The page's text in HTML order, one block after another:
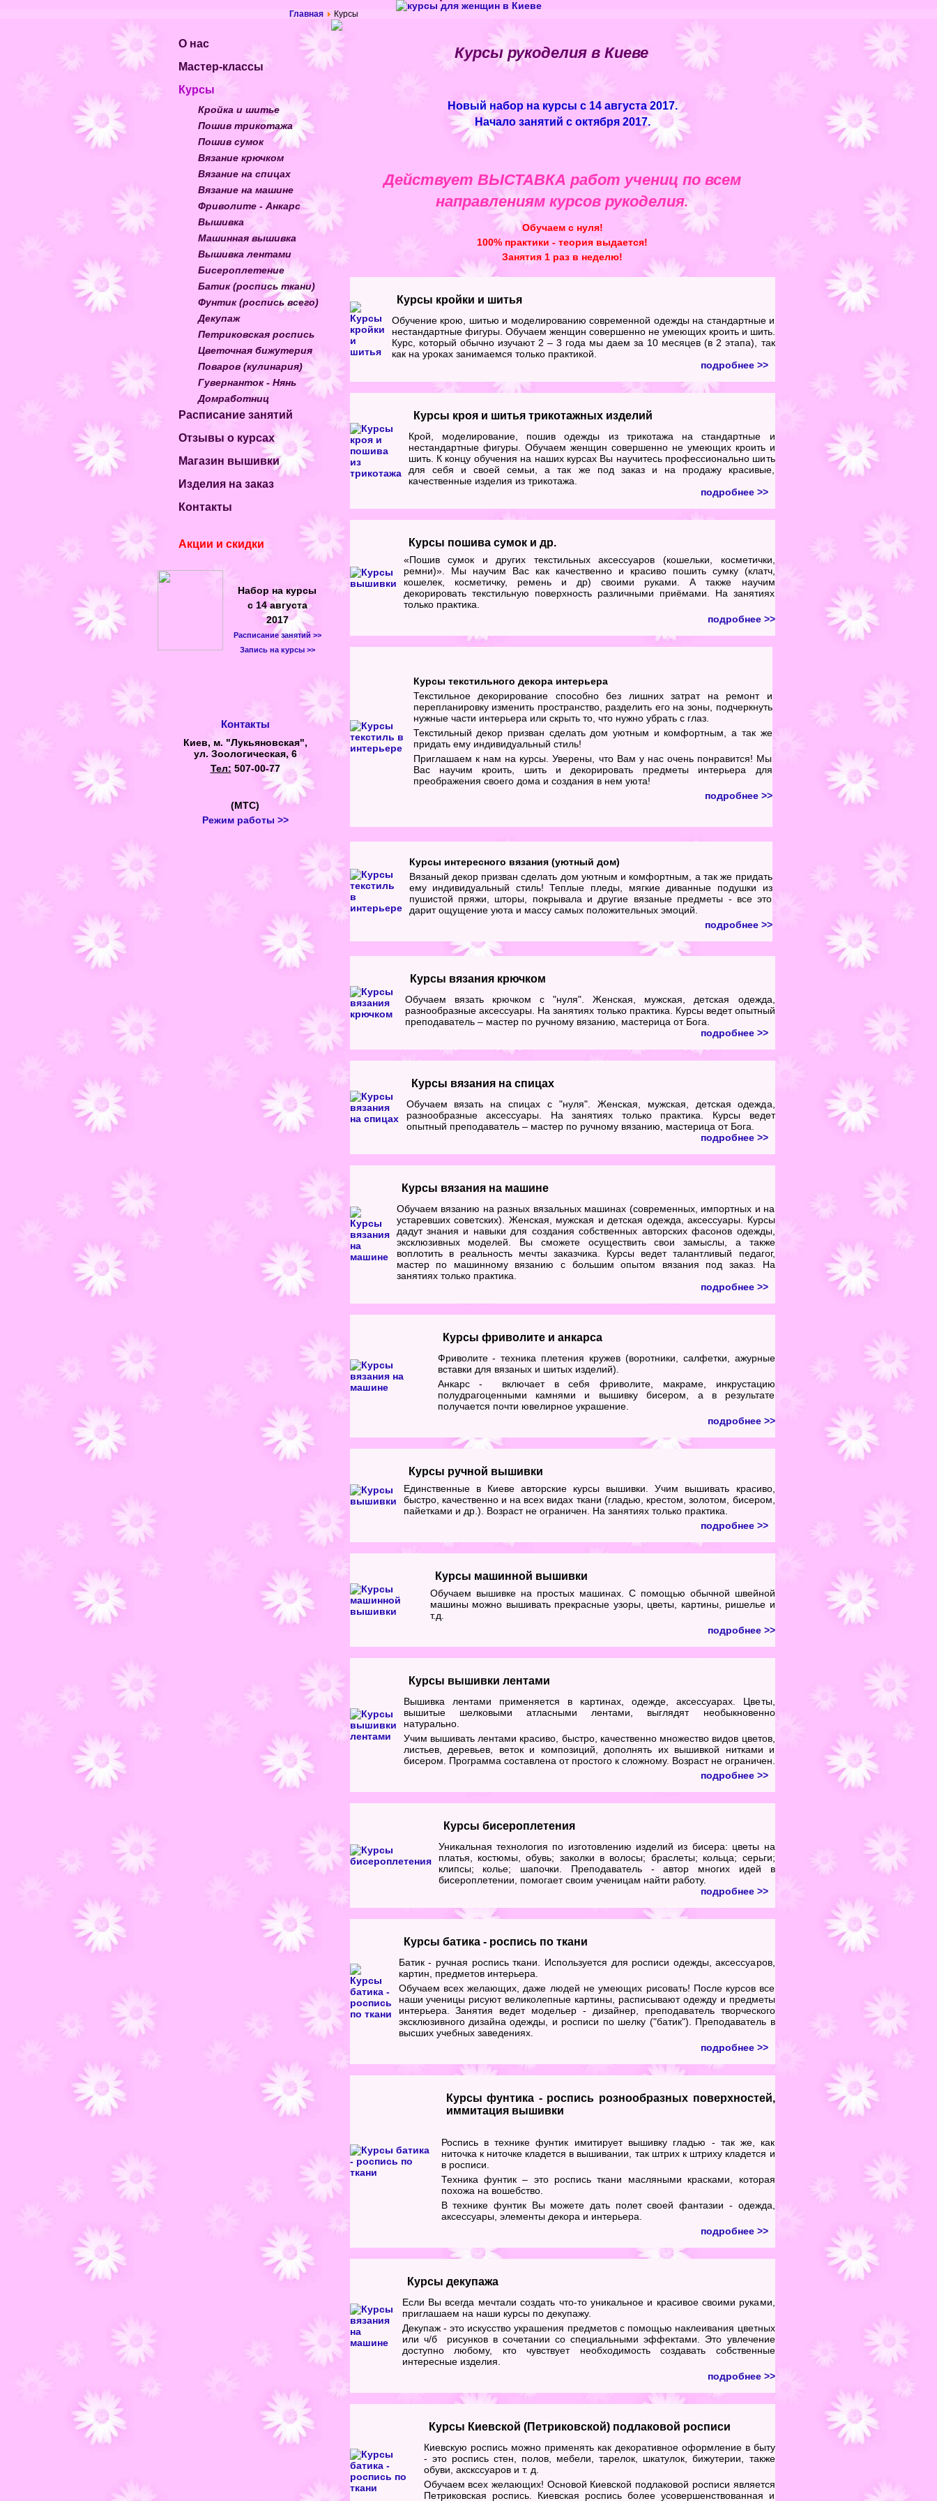
Главная Курсы
О нас
Мастер-классы
Курсы
Кройка и шитье
Пошив трикотажа
Пошив сумок
Вязание крючком
Вязание на спицах
Вязание на машине
Фриволите - Анкарс
Вышивка
Машинная вышивка
Вышивка лентами
Бисероплетение
Батик (роспись ткани)
Фунтик (роспись всего)
Декупаж
Петриковская роспись
Цветочная бижутерия
Поваров (кулинария)
Гувернанток - Нянь
Домработниц
Расписание занятий
Отзывы о курсах
Магазин вышивки
Изделия на заказ
Контакты
Акции и скидки
Набор на курсы
с 14 августа
2017
Расписание занятий >>
Запись на курсы >>
Контакты
Киев, м. "Лукьяновская",
ул. Зоологическая, 6
Тел: 507-00-77
(МТС)
Режим работы >>
Курсы рукоделия в Киеве
Новый набор на курсы с 14 августа 2017.
Начало занятий с октября 2017.
Действует ВЫСТАВКА работ учениц по всем
направлениям курсов рукоделия.
Обучаем с нуля!
100% практики - теория выдается!
Занятия 1 раз в неделю!
Курсы кройки и шитья
Обучение крою, шитью и моделированию современной одежды на стандартные и
нестандартные фигуры. Обучаем женщин совершенно не умеющих кроить и шить.
Курс, который обычно изучают 2 – 3 года мы даем за 10 месяцев (в 2 этапа), так
как на уроках занимаемся только практикой.
подробнее >>
Курсы кроя и шитья трикотажных изделий
Крой, моделирование, пошив одежды из трикотажа на стандартные и
нестандартные фигуры. Обучаем женщин совершенно не умеющих кроить и
шить. К концу обучения на наших курсах Вы научитесь профессионально шить
для себя и своей семьи, а так же под заказ и на продажу красивые,
качественные изделия из трикотажа.
подробнее >>
Курсы пошива сумок и др.
«Пошив сумок и других текстильных аксессуаров (кошельки, косметички,
ремни)». Мы научим Вас как качественно и красиво пошить сумку (клатч,
кошелек, косметичку, ремень и др) своими руками. А также научим
декорировать текстильную поверхность различными приёмами. На занятиях
только практика.
подробнее >>
Курсы текстильного декора интерьера
Текстильное декорирование способно без лишних затрат на ремонт и
перепланировку изменить пространство, разделить его на зоны, подчеркнуть
нужные части интерьера или скрыть то, что нужно убрать с глаз.
Текстильный декор призван сделать дом уютным и комфортным, а так же
придать ему индивидуальный стиль!
Приглашаем к нам на курсы. Уверены, что Вам у нас очень понравится! Мы
Вас научим кроить, шить и декорировать предметы интерьера для
преображения своего дома и создания в нем уюта!
подробнее >>
Курсы интересного вязания (уютный дом)
Вязаный декор призван сделать дом уютным и комфортным, а так же придать
ему индивидуальный стиль! Теплые пледы, мягкие диванные подушки из
пушистой пряжи, шторы, покрывала и другие вязаные предметы - все это
дарит ощущение уюта и массу самых положительных эмоций.
подробнее >>
Курсы вязания крючком
Обучаем вязать крючком с "нуля". Женская, мужская, детская одежда,
разнообразные аксессуары. На занятиях только практика. Курсы ведет опытный
преподаватель – мастер по ручному вязанию, мастерица от Бога.
подробнее >>
Курсы вязания на спицах
Обучаем вязать на спицах с "нуля". Женская, мужская, детская одежда,
разнообразные аксессуары. На занятиях только практика. Курсы ведет
опытный преподаватель – мастер по ручному вязанию, мастерица от Бога.
подробнее >>
Курсы вязания на машине
Обучаем вязанию на разных вязальных машинах (современных, импортных и на
устаревших советских). Женская, мужская и детская одежда, аксессуары. Курсы
дадут знания и навыки для создания собственных авторских фасонов одежды,
эксклюзивных моделей. Вы сможете осуществить свои замыслы, а также
воплотить в реальность мечты заказчика. Курсы ведет талантливый педагог,
мастер по машинному вязанию с большим опытом вязания под заказ. На
занятиях только практика.
подробнее >>
Курсы фриволите и анкарса
Фриволите - техника плетения кружев (воротники, салфетки, ажурные
вставки для вязаных и шитых изделий).
Анкарс - включает в себя фриволите, макраме, инкрустацию
полудрагоценными камнями и вышивку бисером, а в результате
получается почти ювелирное украшение.
подробнее >>
Курсы ручной вышивки
Единственные в Киеве авторские курсы вышивки. Учим вышивать красиво,
быстро, качественно и на всех видах ткани (гладью, крестом, золотом, бисером,
пайетками и др.). Возраст не ограничен. На занятиях только практика.
подробнее >>
Курсы машинной вышивки
Обучаем вышивке на простых машинах. С помощью обычной швейной
машины можно вышивать прекрасные узоры, цветы, картины, ришелье и
т.д.
подробнее >>
Курсы вышивки лентами
Вышивка лентами применяется в картинах, одежде, аксессуарах. Цветы,
вышитые шелковыми атласными лентами, выглядят необыкновенно
натурально.
Учим вышивать лентами красиво, быстро, качественно множество видов цветов,
листьев, деревьев, веток и композиций, дополнять их вышивкой нитками и
бисером. Программа составлена от простого к сложному. Возраст не ограничен.
подробнее >>
Курсы бисероплетения
Уникальная технология по изготовлению изделий из бисера: цветы на
платья, костюмы, обувь; заколки в волосы; браслеты; кольца; серьги;
клипсы; колье; шапочки. Преподаватель - автор многих идей в
бисероплетении, помогает своим ученицам найти работу.
подробнее >>
Курсы батика - роспись по ткани
Батик - ручная роспись ткани. Используется для росписи одежды, аксессуаров,
картин, предметов интерьера.
Обучаем всех желающих, даже людей не умеющих рисовать! После курсов все
наши ученицы рисуют великолепные картины, расписывают одежду и предметы
интерьера. Занятия ведет модельер - дизайнер, преподаватель творческого
эксклюзивного дизайна одежды, и росписи по шелку ("батик"). Преподаватель в
высших учебных заведениях.
подробнее >>
Курсы фунтика - роспись рознообразных поверхностей,
иммитация вышивки
Роспись в технике фунтик имитирует вышивку гладью - так же, как
ниточка к ниточке кладется в вышивании, так штрих к штриху кладется и
в росписи.
Техника фунтик – это роспись ткани масляными красками, которая
похожа на вошебство.
В технике фунтик Вы можете дать полет своей фантазии - одежда,
аксессуары, элементы декора и интерьера.
подробнее >>
Курсы декупажа
Если Вы всегда мечтали создать что-то уникальное и красивое своими руками,
приглашаем на наши курсы по декупажу.
Декупаж - это искусство украшения предметов с помощью наклеивания цветных
или ч/б рисунков в сочетании со специальными эффектами. Это увлечение
доступно любому, кто чувствует необходимость создавать собственные
интересные изделия.
подробнее >>
Курсы Киевской (Петриковской) подлаковой росписи
Киевскую роспись можно применять как декоративное оформление в быту
- это роспись стен, полов, мебели, тарелок, шкатулок, бижутерии, также
обуви, акскссуаров и т. д.
Обучаем всех желающих! Основой Киевской подлаковой росписи является
Петриковская роспись. Киевская роспись более усовершенствованная и